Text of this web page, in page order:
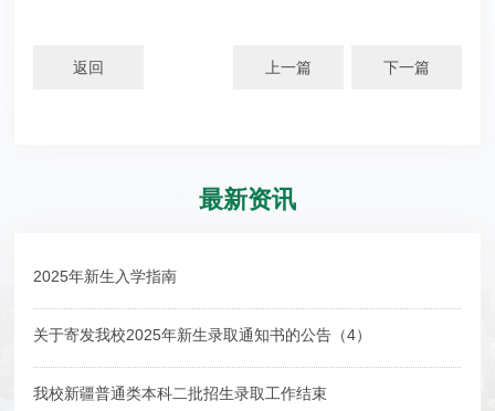
返回 上一篇 下一篇
最新资讯
2025年新生入学指南
关于寄发我校2025年新生录取通知书的公告（4）
我校新疆普通类本科二批招生录取工作结束